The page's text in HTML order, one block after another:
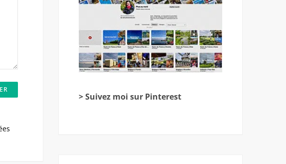
> Suivez moi sur Pinterest